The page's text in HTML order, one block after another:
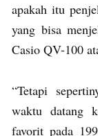
apakah itu
yang bisa
Casio QV-100
“Tetapi
waktu datang
favorit pada